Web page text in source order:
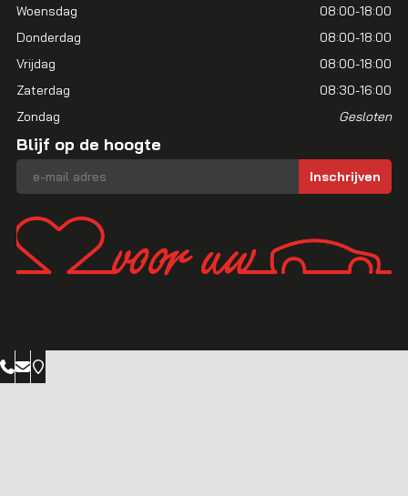
Woensdag
08:00-18:00
Donderdag
08:00-18:00
Vrijdag
08:00-18:00
Zaterdag
08:30-16:00
Zondag
Gesloten
Blijf op de hoogte
E-mailadres